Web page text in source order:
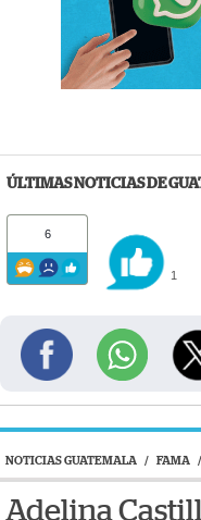
ÚLTIMAS NOTICIAS DE
6
1
NOTICIAS GUATEMALA / FAMA /
Adelina